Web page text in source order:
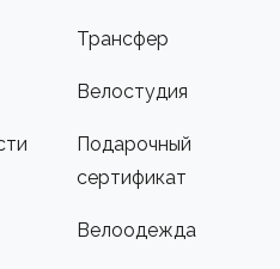
Трансфер
Велостудия
Подарочный
сертификат
Велоодежда